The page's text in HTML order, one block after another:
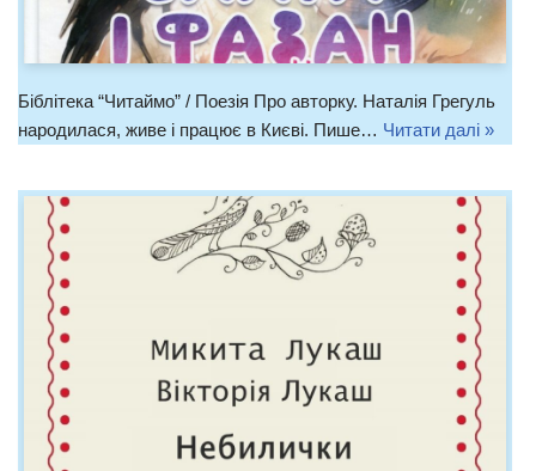
Біблітека “Читаймо” / Поезія Про авторку. Наталія Грегуль
народилася, живе і працює в Києві. Пише… Читати далі »